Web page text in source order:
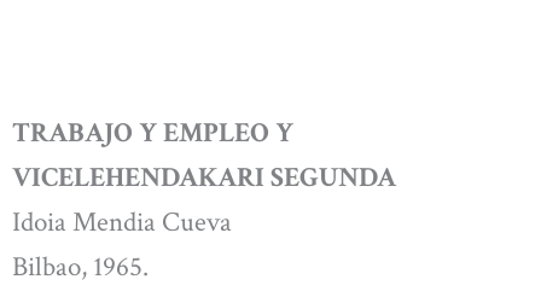
TRABAJO Y EMPLEO Y
VICELEHENDAKARI SEGUNDA
Idoia Mendia Cueva
Bilbao, 1965.